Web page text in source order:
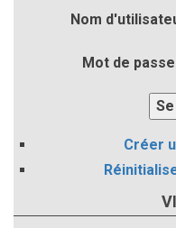
Nom
Mot de passe
Créer